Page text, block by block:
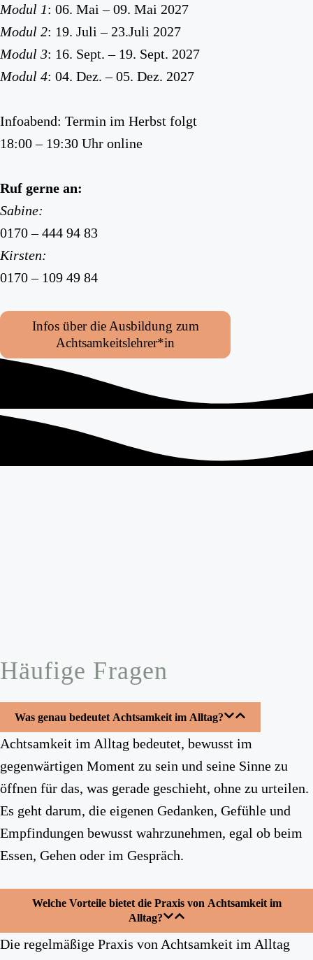
Modul 1: 06. Mai – 09. Mai 2027
Modul 2: 19. Juli – 23.Juli 2027
Modul 3: 16. Sept. – 19. Sept. 2027
Modul 4: 04. Dez. – 05. Dez. 2027
Infoabend: Termin im Herbst folgt
18:00 – 19:30 Uhr online
Ruf gerne an:
Sabine:
0170 – 444 94 83
Kirsten:
0170 – 109 49 84
Infos über die Ausbildung zum
Achtsamkeitslehrer*in
Häufige Fragen
Was genau bedeutet Achtsamkeit im Alltag?
Achtsamkeit im Alltag bedeutet, bewusst im
gegenwärtigen Moment zu sein und seine Sinne zu
öffnen für das, was gerade geschieht, ohne zu urteilen.
Es geht darum, die eigenen Gedanken, Gefühle und
Empfindungen bewusst wahrzunehmen, egal ob beim
Essen, Gehen oder im Gespräch.
Welche Vorteile bietet die Praxis von Achtsamkeit im
Alltag?
Die regelmäßige Praxis von Achtsamkeit im Alltag